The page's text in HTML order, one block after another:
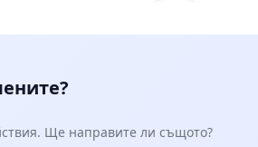
Ще направите ли същото?